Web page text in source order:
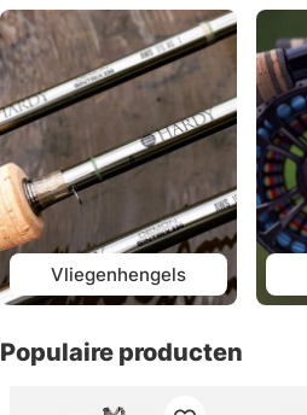
Vliegenhengels
Populaire producten